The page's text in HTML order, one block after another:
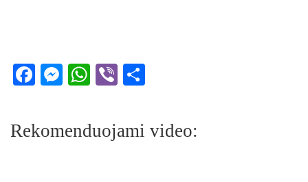
Facebook
Messenger
WhatsApp
Viber
Rekomenduojami video: